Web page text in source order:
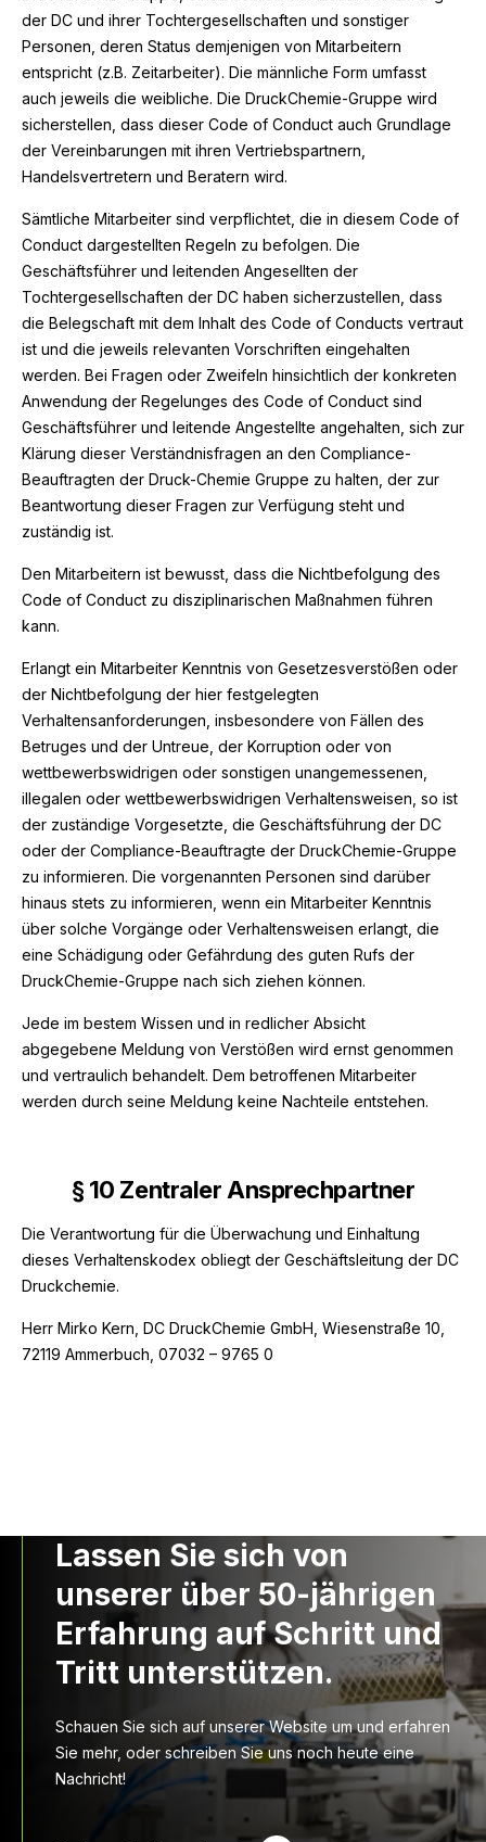
der DC und ihrer Tochtergesellschaften und sonstiger
Personen, deren Status demjenigen von Mitarbeitern
entspricht (z.B. Zeitarbeiter). Die männliche Form umfasst
auch jeweils die weibliche. Die DruckChemie-Gruppe wird
sicherstellen, dass dieser Code of Conduct auch Grundlage
der Vereinbarungen mit ihren Vertriebspartnern,
Handelsvertretern und Beratern wird.
Sämtliche Mitarbeiter sind verpflichtet, die in diesem Code of
Conduct dargestellten Regeln zu befolgen. Die
Geschäftsführer und leitenden Angesellten der
Tochtergesellschaften der DC haben sicherzustellen, dass
die Belegschaft mit dem Inhalt des Code of Conducts vertraut
ist und die jeweils relevanten Vorschriften eingehalten
werden. Bei Fragen oder Zweifeln hinsichtlich der konkreten
Anwendung der Regelunges des Code of Conduct sind
Geschäftsführer und leitende Angestellte angehalten, sich zur
Klärung dieser Verständnisfragen an den Compliance-
Beauftragten der Druck-Chemie Gruppe zu halten, der zur
Beantwortung dieser Fragen zur Verfügung steht und
zuständig ist.
Den Mitarbeitern ist bewusst, dass die Nichtbefolgung des
Code of Conduct zu disziplinarischen Maßnahmen führen
kann.
Erlangt ein Mitarbeiter Kenntnis von Gesetzesverstößen oder
der Nichtbefolgung der hier festgelegten
Verhaltensanforderungen, insbesondere von Fällen des
Betruges und der Untreue, der Korruption oder von
wettbewerbswidrigen oder sonstigen unangemessenen,
illegalen oder wettbewerbswidrigen Verhaltensweisen, so ist
der zuständige Vorgesetzte, die Geschäftsführung der DC
oder der Compliance-Beauftragte der DruckChemie-Gruppe
zu informieren. Die vorgenannten Personen sind darüber
hinaus stets zu informieren, wenn ein Mitarbeiter Kenntnis
über solche Vorgänge oder Verhaltensweisen erlangt, die
eine Schädigung oder Gefährdung des guten Rufs der
DruckChemie-Gruppe nach sich ziehen können.
Jede im bestem Wissen und in redlicher Absicht
abgegebene Meldung von Verstößen wird ernst genommen
und vertraulich behandelt. Dem betroffenen Mitarbeiter
werden durch seine Meldung keine Nachteile entstehen.
§ 10 Zentraler Ansprechpartner
Die Verantwortung für die Überwachung und Einhaltung
dieses Verhaltenskodex obliegt der Geschäftsleitung der DC
Druckchemie.
Herr Mirko Kern, DC DruckChemie GmbH, Wiesenstraße 10,
72119 Ammerbuch, 07032 – 9765 0
Lassen Sie sich von
unserer über 50-jährigen
Erfahrung auf Schritt und
Tritt unterstützen.
Schauen Sie sich auf unserer Website um und erfahren
Sie mehr, oder schreiben Sie uns noch heute eine
Nachricht!